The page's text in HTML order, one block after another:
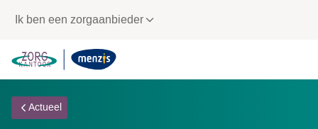
voor
navigatie
Ik ben een zorgaanbieder
Actueel